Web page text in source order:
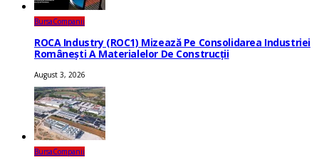
BursaCompanii
ROCA Industry (ROC1) Mizează Pe Consolidarea Industriei
Românești A Materialelor De Construcții
August 3, 2026
BursaCompanii